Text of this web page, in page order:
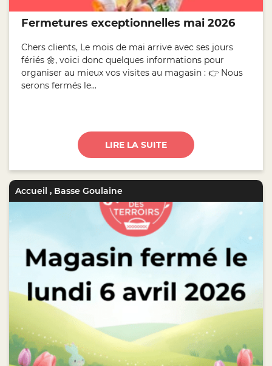
Fermetures exceptionnelles mai 2026
Chers clients, Le mois de mai arrive avec ses jours
fériés 🌼, voici donc quelques informations pour
organiser au mieux vos visites au magasin : 👉 Nous
serons fermés le...
LIRE LA SUITE
Accueil , Basse Goulaine